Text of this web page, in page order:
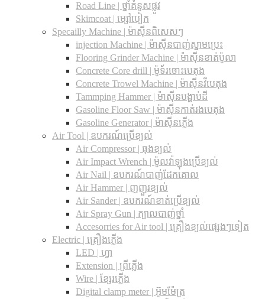
Road Line | ថ្នាំគំនូសផ្លូវ
Skimcoat | ម្សៅបៀក
Specailly Machine | ម៉ាស៊ីនពិសេសៗ
injection Machine | ម៉ាស៊ីនបាញ់ស្នាមប្រេះ
Flooring Grinder Machine | ម៉ាស៊ីនខាត់ប៉ូលា
Concrete Core drill | ម៉ូទ័រចោះបេតុង
Concrete Trowel Machine | ម៉ាស៊ីនវីបេតុង
Tammping Hammer | ម៉ាស៊ីនបង្ហាប់ដី
Gasoline Floor Saw | ម៉ាស៊ីនកាត់រងបេតុង
Gasoline Generator | ម៉ាស៊ីនភ្លើង
Air Tool | ឧបករណ៍ប្រើខ្យល់
Air Compressor | ធុងខ្យល់
Air Impact Wrench | ម៉ូលវ៉ាឡុងប្រើខ្យល់
Air Nail | ឧបករណ៍បាញ់ដែកគោល
Air Hammer | ញញួរខ្យល់
Air Sander | ឧបករណ៍ខាត់ប្រើខ្យល់
Air Spray Gun | ក្បាលបាញ់ថ្នាំ
Accesorries for Air tool | គ្រឿងខ្យល់ផ្សេងៗទៀត
Electric | គ្រឿងភ្លើង
LED | ហ្វា
Extension | ព្រីភ្លើង
Wire | ខ្សែរភ្លើង
Digital clamp meter | អ៊ូមម៉ែត្រ